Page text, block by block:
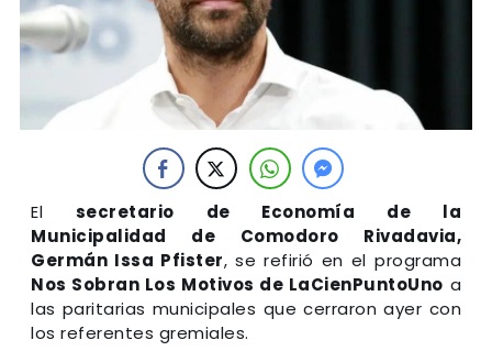
El secretario de Economía de la
Municipalidad de Comodoro Rivadavia,
Germán Issa Pfister, se refirió en el programa
Nos Sobran Los Motivos de LaCienPuntoUno a
las paritarias municipales que cerraron ayer con
los referentes gremiales.